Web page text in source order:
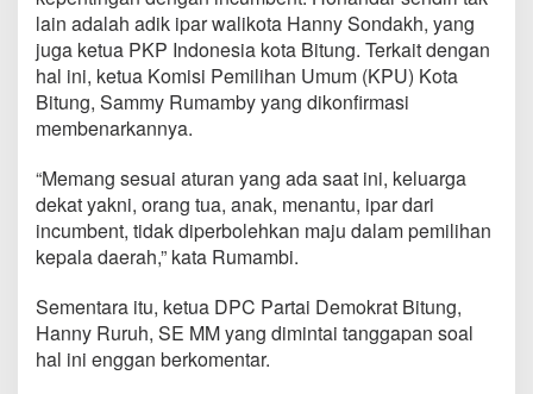
l
w
a
k
o
lain adalah adik ipar walikota Hanny Sondakh, yang
juga ketua PKP Indonesia kota Bitung. Terkait dengan
hal ini, ketua Komisi Pemilihan Umum (KPU) Kota
Bitung, Sammy Rumamby yang dikonfirmasi
membenarkannya.
“Memang sesuai aturan yang ada saat ini, keluarga
dekat yakni, orang tua, anak, menantu, ipar dari
incumbent, tidak diperbolehkan maju dalam pemilihan
kepala daerah,” kata Rumambi.
Sementara itu, ketua DPC Partai Demokrat Bitung,
Hanny Ruruh, SE MM yang dimintai tanggapan soal
hal ini enggan berkomentar.